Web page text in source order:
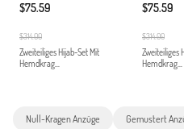
$75.59
$314.00
Zweiteiliges Hijab-Set Mit
Hemdkrag...
$75.59
$314.00
Zweiteiliges
Hemdkrag...
Null-Kragen Anzüge Gemustert